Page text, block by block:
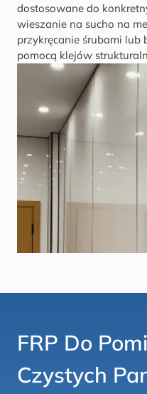
dostosowane do
wieszanie na sucho na
przykręcanie śrubami lub
pomocą klejów
FRP Do
Czystych